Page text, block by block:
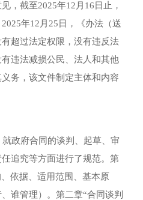
见 ， 截至2025年12 月 16 日止 ，
2025年12 月 25 日 ，
《办法（送
有超过法定权限 ， 没有违反法
有违法减损公民、法人和其他
务 ， 该文件制定主体和内容
就政府合同的谈判、起草、审
追究等方面进行了规范。 第
依据、适用范围、基本原
谁管理） 。 第二章“合同谈判